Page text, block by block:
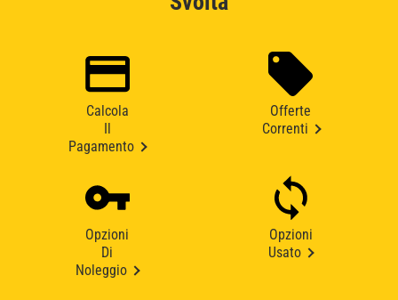
Calcola
Pagamento
Offerte
Correnti
Opzioni
Di
Noleggio
Opzioni
Usato